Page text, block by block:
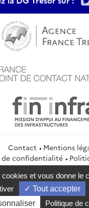
Contact
Mentions
de confidentialité
Gestion des cookies
data.gouv.fr
et vous donne le
Tout accepter
Politique de